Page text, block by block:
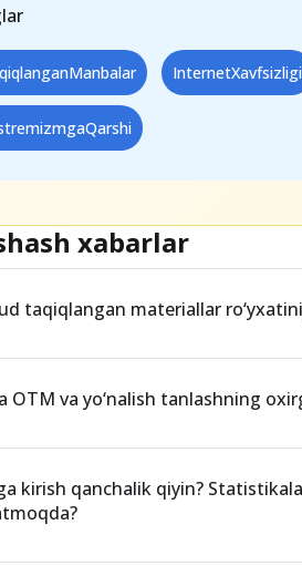
InternetXavfsizligi
xabarlar
taqiqlangan materiallar
OTM va yo‘nalish tanlashning
kirish qanchalik qiyin?